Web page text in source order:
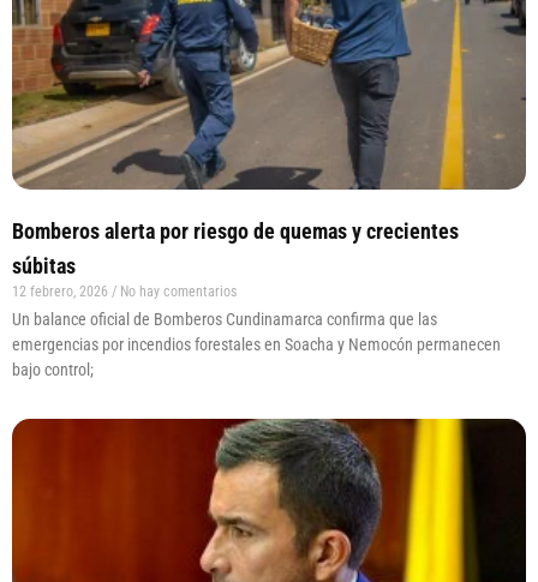
Bomberos alerta por riesgo de quemas y crecientes
súbitas
12 febrero, 2026 No hay comentarios
Un balance oficial de Bomberos Cundinamarca confirma que las
emergencias por incendios forestales en Soacha y Nemocón permanecen
bajo control;